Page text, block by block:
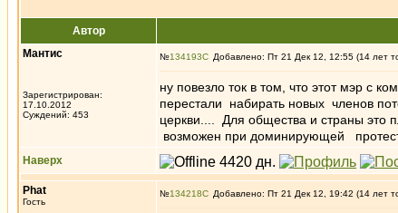
Автор
Мантис
Зарегистрирован:
17.10.2012
Суждений: 453
№134193 Добавлено: Пт 21 Дек 12, 12:55 (14 лет
ну повезло ток в том, что этот мэр с
перестали набирать новых членов
церкви.... Для общества и страны это
возможен при доминирующей
Наверх
Phat
Гость
№134218 Добавлено: Пт 21 Дек 12, 19:42 (14 лет